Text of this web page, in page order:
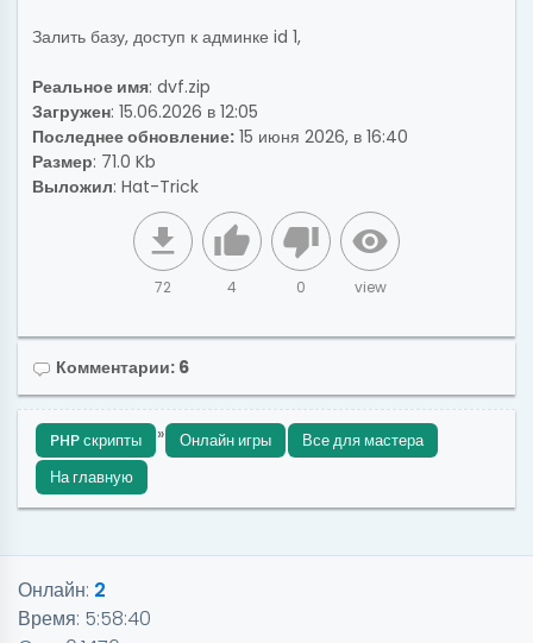
Залить базу, доступ к админке id 1,
Реальное имя: dvf.zip
Загружен: 15.06.2026 в 12:05
Последнее обновление: 15 июня 2026, в 16:40
Размер: 71.0 Kb
Выложил: Hat-Trick
72 4 0 view
Комментарии: 6
PHP скрипты » Онлайн игры
Все для мастера
На главную
Онлайн: 2
Время: 5:58:40